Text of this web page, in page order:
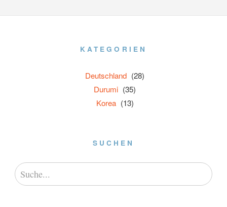
KATEGORIEN
Deutschland (28)
Durumi (35)
Korea (13)
SUCHEN